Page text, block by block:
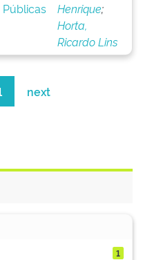
Henrique;
Horta,
Ricardo Lins
next
1